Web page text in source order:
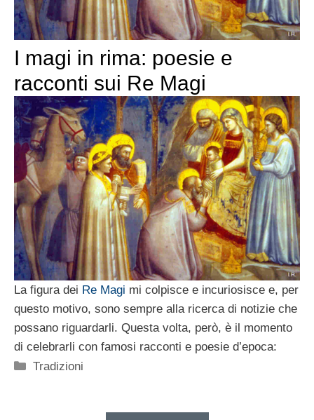
I magi in rima: poesie e
racconti sui Re Magi
La figura dei Re Magi mi colpisce e incuriosisce e, per
questo motivo, sono sempre alla ricerca di notizie che
possano riguardarli. Questa volta, però, è il momento
di celebrarli con famosi racconti e poesie d’epoca:
Categorie
Tradizioni